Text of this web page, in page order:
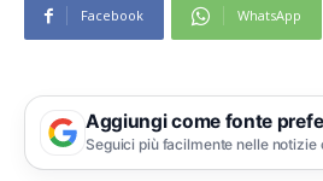
Facebook WhatsApp
Aggiungi come fonte
Seguici più facilmente nelle notizie